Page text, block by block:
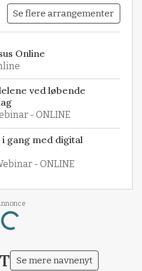
Se flere arrangementer
Online
ved løbende
- ONLINE
gang med digital
- ONLINE
Loading...
Se mere navnenyt